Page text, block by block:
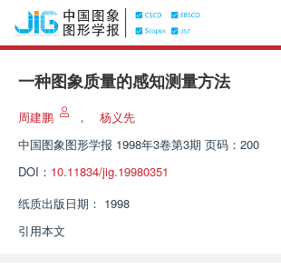
一种图象质量的感知测量方法
周建鹏 ，
杨义先
中国图象图形学报 1998年3卷第3期 页码：200
DOI： 10.11834/jig.19980351
纸质出版日期： 1998
引用本文